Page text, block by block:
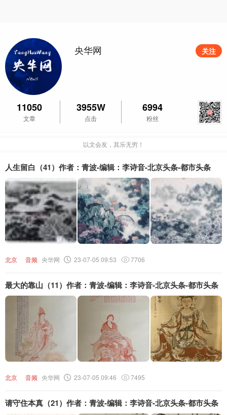
央华网 关注
11050
文章
3955W
点击
6994
粉丝
以文会友，其乐无穷！
人生留白（41）作者：青波-编辑：李诗音-北京头条-都市头条
北京 音频 央华网 23-07-05 09:53 7706
最大的靠山（11）作者：青波-编辑：李诗音-北京头条-都市头条
北京 音频 央华网 23-07-05 09:46 7495
请守住本真（21）作者：青波-编辑：李诗音-北京头条-都市头条